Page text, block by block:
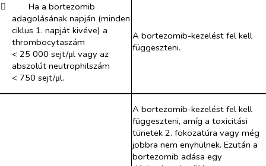
​
Ha a bortezomib
adagolásának napján (minden
ciklus 1. napját kivéve) a
thrombocytaszám
< 25 000 sejt/μl vagy az
abszolút neutrophilszám
< 750 sejt/μl.
A bortezomib-kezelést fel kell
függeszteni.
A bortezomib-kezelést fel kell
függeszteni, amíg a toxicitási
tünetek 2. fokozatúra vagy még
jobbra nem enyhülnek. Ezután a
bortezomib adása egy